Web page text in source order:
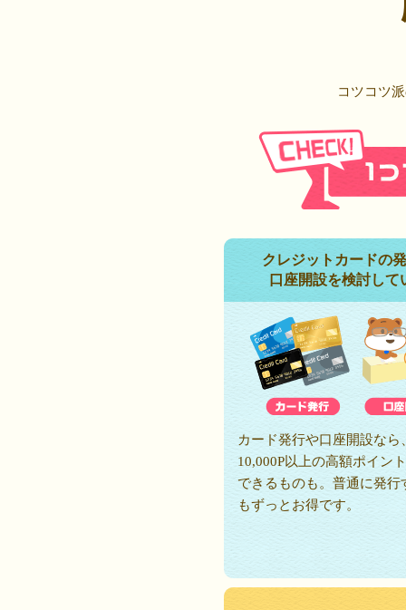
コツコツ
クレジットカードの
口座開設を検討して
カード発行や口座開設なら
10,000P以上の高額ポイン
できるものも。普通に発行
もずっとお得です。